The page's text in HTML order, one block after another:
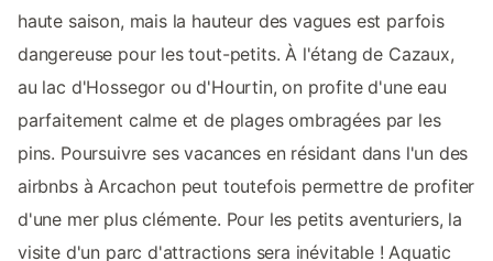
haute saison, mais la hauteur des vagues est parfois
dangereuse pour les tout-petits. À l'étang de Cazaux,
au lac d'Hossegor ou d'Hourtin, on profite d'une eau
parfaitement calme et de plages ombragées par les
pins. Poursuivre ses vacances en résidant dans l'un des
airbnbs à Arcachon peut toutefois permettre de profiter
d'une mer plus clémente. Pour les petits aventuriers, la
visite d'un parc d'attractions sera inévitable ! Aquatic